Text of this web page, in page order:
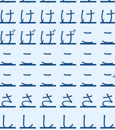
け け け け け
げ げ げ げ こ
こ こ こ こ こ
こ こ こ こ こ
さ さ さ さ さ
し し し し し